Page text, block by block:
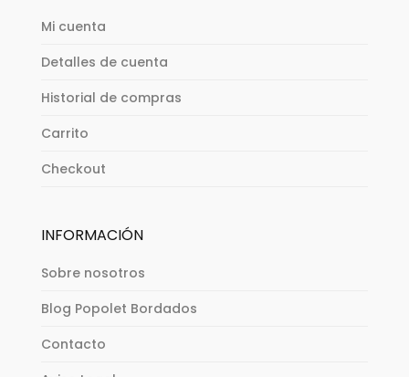
Mi cuenta
Detalles de cuenta
Historial de compras
Carrito
Checkout
INFORMACIÓN
Sobre nosotros
Blog Popolet Bordados
Contacto